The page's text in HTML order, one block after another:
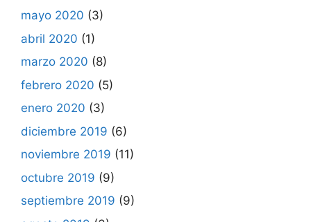
mayo 2020 (3)
abril 2020 (1)
marzo 2020 (8)
febrero 2020 (5)
enero 2020 (3)
diciembre 2019 (6)
noviembre 2019 (11)
octubre 2019 (9)
septiembre 2019 (9)